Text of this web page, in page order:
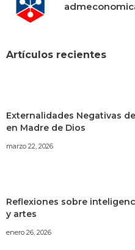
Artículos recientes
Externalidades Negativas
en Madre de Dios
marzo 22, 2026
Reflexiones sobre
y artes
enero 26, 2026